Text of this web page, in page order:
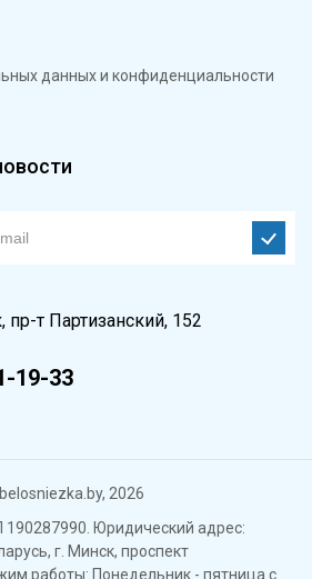
данных и конфиденциальности
пр-т Партизанский, 152
19-33
2026
Юридический адрес:
г. Минск, проспект
работы: Понедельник - пятница с